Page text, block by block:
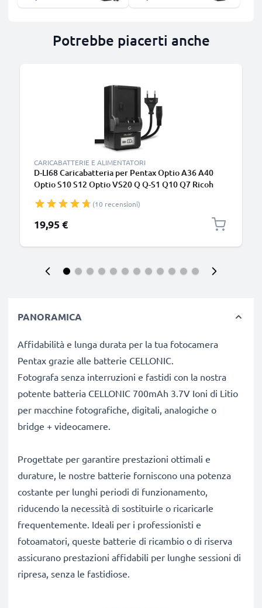
Potrebbe piacerti anche
CARICABATTERIE E ALIMENTATORI
D-LI68 Caricabatteria per Pentax Optio A36 A40
Optio S10 S12 Optio VS20 Q Q-S1 Q10 Q7 Ricoh
(10 recensioni)
19,95 €
PANORAMICA
Affidabilità e lunga durata per la tua fotocamera
Pentax grazie alle batterie CELLONIC.
Fotografa senza interruzioni e fastidi con la nostra
potente batteria CELLONIC 700mAh 3.7V Ioni di Litio
per macchine fotografiche, digitali, analogiche o
bridge + videocamere.
Progettate per garantire prestazioni ottimali e
durature, le nostre batterie forniscono una potenza
costante per lunghi periodi di funzionamento,
riducendo la necessità di sostituirle o ricaricarle
frequentemente. Ideali per i professionisti e
fotoamatori, queste batterie di ricambio o di riserva
assicurano prestazioni affidabili per lunghe sessioni di
ripresa, senza le fastidiose.